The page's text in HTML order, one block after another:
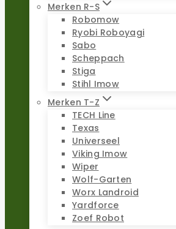
Merken R-S
Robomow
Ryobi Roboyagi
Sabo
Scheppach
Stiga
Stihl Imow
Merken T-Z
TECH Line
Texas
Universeel
Viking Imow
Wiper
Wolf-Garten
Worx Landroid
Yardforce
Zoef Robot